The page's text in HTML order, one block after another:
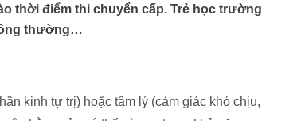
thời điểm thi chuyển cấp. Trẻ học trường
thường…
kinh tự trị) hoặc tâm lý (cảm giác khó chịu,